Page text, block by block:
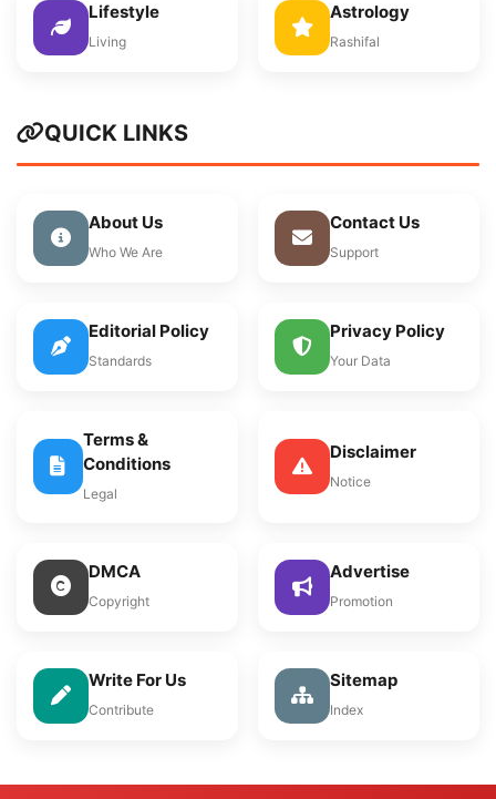
Lifestyle
Living
Astrology
Rashifal
QUICK LINKS
About Us
Who We Are
Contact Us
Support
Editorial Policy
Standards
Privacy Policy
Your Data
Terms &
Conditions
Legal
Disclaimer
Notice
DMCA
Copyright
Advertise
Promotion
Write For Us
Contribute
Sitemap
Index